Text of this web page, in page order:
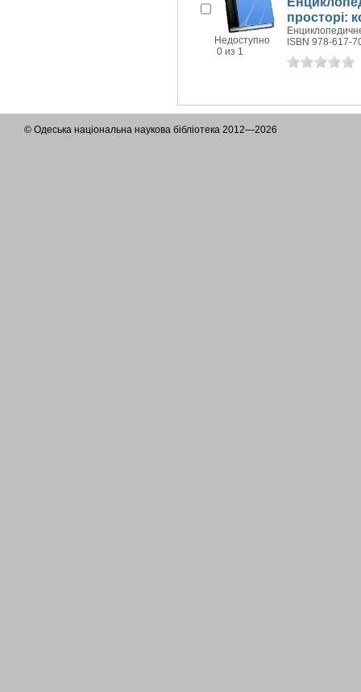
Недоступно
0 из 1
просторі:
ISBN 978-617-
© Одеська національна наукова бібліотека 2012—2026